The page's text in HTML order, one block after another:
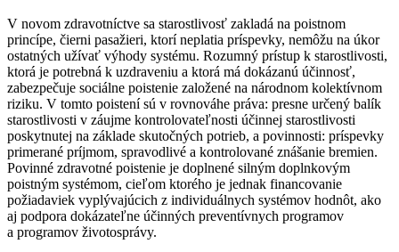
V novom zdravotníctve sa starostlivosť zakladá na poistnom
princípe, čierni pasažieri, ktorí neplatia príspevky, nemôžu na úkor
ostatných užívať výhody systému. Rozumný prístup k starostlivosti,
ktorá je potrebná k uzdraveniu a ktorá má dokázanú účinnosť,
zabezpečuje sociálne poistenie založené na národnom kolektívnom
riziku. V tomto poistení sú v rovnováhe práva: presne určený balík
starostlivosti v záujme kontrolovateľnosti účinnej starostlivosti
poskytnutej na základe skutočných potrieb, a povinnosti: príspevky
primerané príjmom, spravodlivé a kontrolované znášanie bremien.
Povinné zdravotné poistenie je doplnené silným doplnkovým
poistným systémom, cieľom ktorého je jednak financovanie
požiadaviek vyplývajúcich z individuálnych systémov hodnôt, ako
aj podpora dokázateľne účinných preventívnych programov
a programov životosprávy.